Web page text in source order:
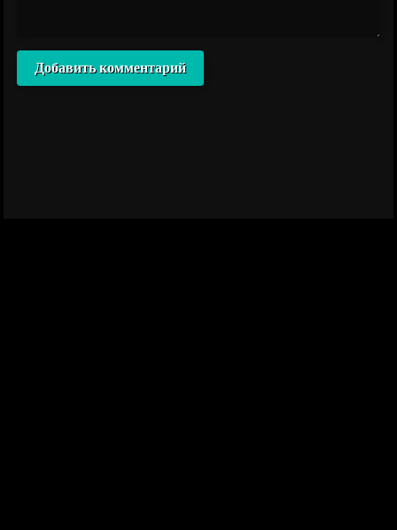
Добавить комментарий